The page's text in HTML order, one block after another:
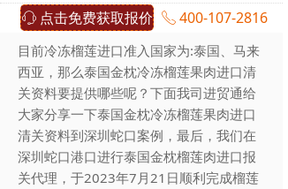
目前冷冻榴莲进口准入国家为:泰国、马来
西亚，那么泰国金枕冷冻榴莲果肉进口清
关资料要提供哪些呢？下面我司进贸通给
大家分享一下泰国金枕冷冻榴莲果肉进口
清关资料到深圳蛇口案例，最后，我们在
深圳蛇口港口进行泰国金枕榴莲肉进口报
关代理，于2023年7月21日顺利完成榴莲
ꁱ 点击免费获取报价 ꂅ 400-107-2816